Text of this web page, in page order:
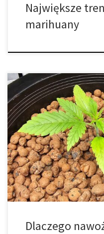
Największe
marihuany
Najlepsze nawozy dla
po skutecznym odżywianiu
naukę, doświadczenie i
ogrodników może wydawać
rzeczywistości wystarczy
aby osiągnąć doskonałe
tylko przyspieszają wzrost
Dlaczego